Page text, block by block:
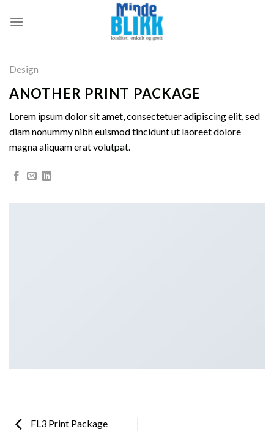
Design
ANOTHER PRINT PACKAGE
Lorem ipsum dolor sit amet, consectetuer adipiscing elit, sed
diam nonummy nibh euismod tincidunt ut laoreet dolore
magna aliquam erat volutpat.
FL3 Print Package